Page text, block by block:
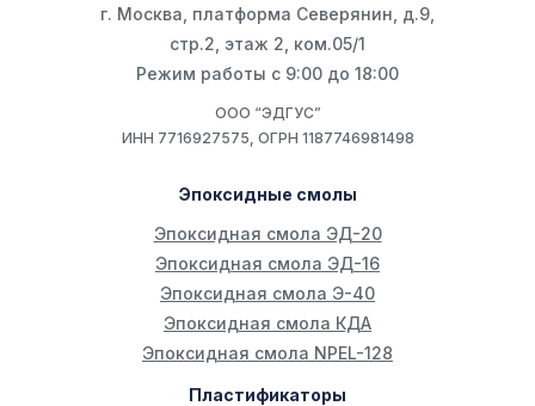
ООО “ЭДГУС”
ИНН 7716927575, ОГРН 1187746981498
Эпоксидная смола ЭД-20
Эпоксидная смола ЭД-16
Эпоксидная смола Э-40
Эпоксидная смола КДА
Эпоксидная смола NPEL-128
Эпоксидные смолы
Пластификаторы
г. Москва, платформа Северянин, д.9,
стр.2, этаж 2, ком.05/1
Режим работы с 9:00 до 18:00